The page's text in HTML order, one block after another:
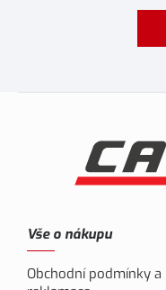
Vše o nákupu
Obchodní podmínky a